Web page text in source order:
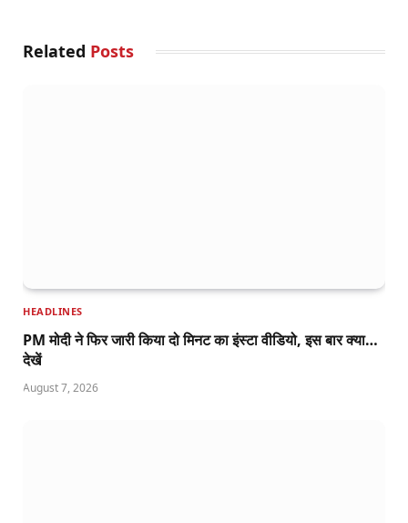
Related Posts
HEADLINES
PM मोदी ने फिर जारी किया दो मिनट का इंस्टा वीडियो, इस बार क्या…
देखें
August 7, 2026